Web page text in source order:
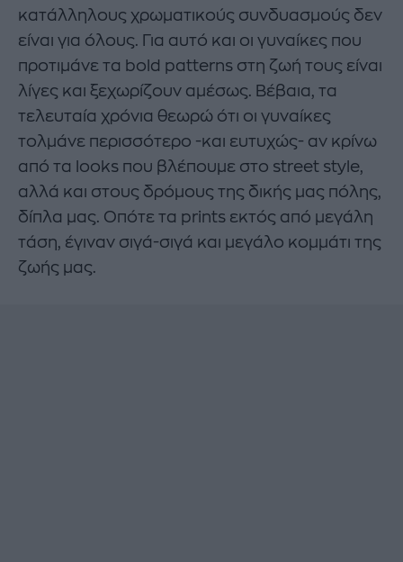
κατάλληλους χρωματικούς συνδυασμούς δεν
είναι για όλους. Για αυτό και οι γυναίκες που
προτιμάνε τα bold patterns στη ζωή τους είναι
λίγες και ξεχωρίζουν αμέσως. Βέβαια, τα
τελευταία χρόνια θεωρώ ότι οι γυναίκες
τολμάνε περισσότερο -και ευτυχώς- αν κρίνω
από τα looks που βλέπουμε στο street style,
αλλά και στους δρόμους της δικής μας πόλης,
δίπλα μας. Οπότε τα prints εκτός από μεγάλη
τάση, έγιναν σιγά-σιγά και μεγάλο κομμάτι της
ζωής μας.